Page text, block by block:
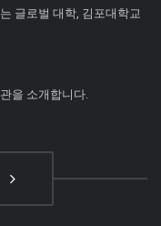
글로벌 대학, 김포대학교
을 소개합니다.